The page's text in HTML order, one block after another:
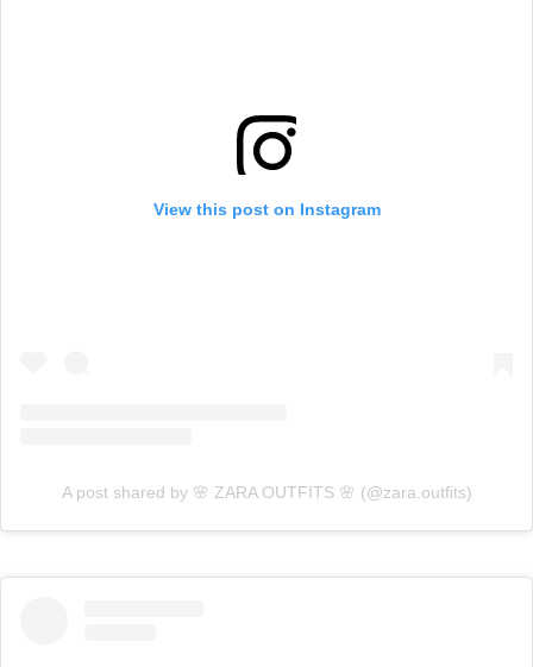
View this post on Instagram
A post shared by 🌸 ZARA OUTFITS 🌸 (@zara.outfits)